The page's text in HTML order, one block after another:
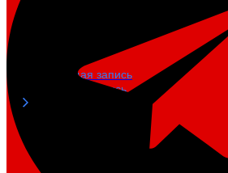
Предыдущая запись
Следующая запись